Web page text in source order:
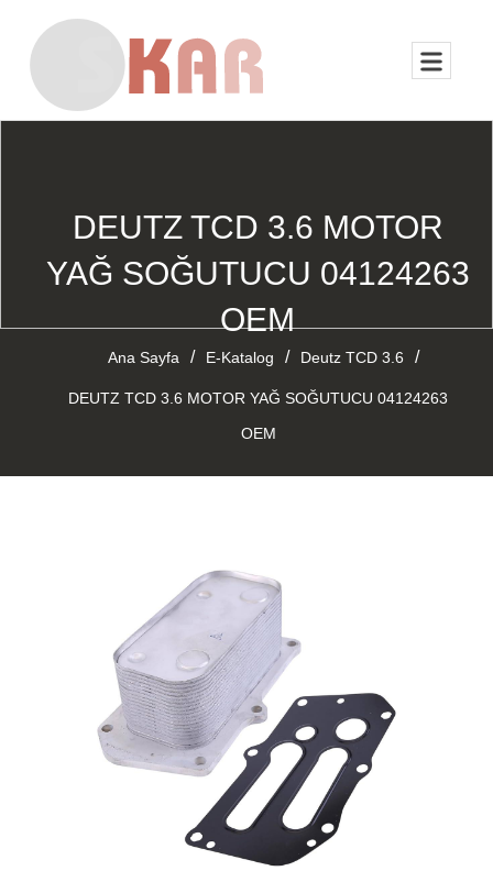
DEUTZ TCD 3.6 MOTOR
YAĞ SOĞUTUCU 04124263
OEM
Ana Sayfa / E-Katalog / Deutz TCD 3.6 /
DEUTZ TCD 3.6 MOTOR YAĞ SOĞUTUCU 04124263
OEM